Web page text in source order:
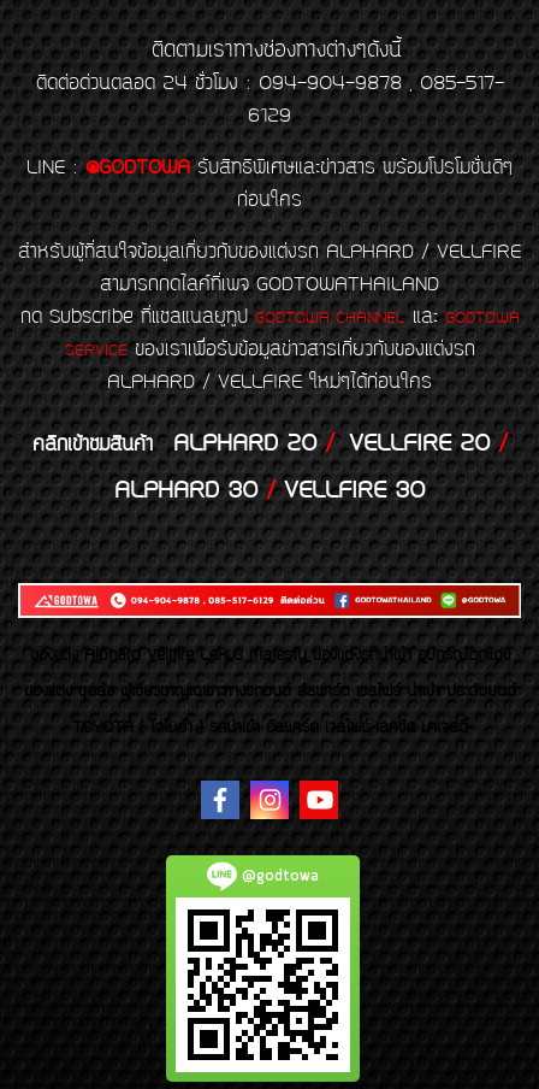
ติดตามเราทางช่องทางต่างๆดังนี้
ติดต่อด่วนตลอด 24 ชั่วโมง : 094-904-9878 , 085-517-
6129
LINE : @GODTOWA รับสิทธิพิเศษและข่าวสาร พร้อมโปรโมชั่นดีๆ
ก่อนใคร
สำหรับผู้ที่สนใจข้อมูลเกี่ยวกับของแต่งรถ ALPHARD / VELLFIRE
สามารถกดไลค์ที่เพจ GODTOWATHAILAND
กด Subscribe ที่แชลแนลยูทูป GODTOWA CHANNELและGODTOWA
SERVICEของเราเพื่อรับข้อมูลข่าวสารเกี่ยวกับของแต่งรถ
ALPHARD / VELLFIRE ใหม่ๆได้ก่อนใคร
คลิกเข้าชมสินค้า ALPHARD 20/VELLFIRE 20/
ALPHARD 30/VELLFIRE 30
ของเเต่ง Alphard Vellfire Lexus Majesty ของเเต่งรถนำเข้า อุปกรณ์ตกแต่ง
ของแต่ง ชุดล้อ ผู้เชี่ยวชาญเฉพาะทางรถยนต์ อัลพาร์ด เวลไฟร์ นำเข้า ประดับยนต์
TOYOTA ( โตโยต้า ) รถนำเข้า อัลพาร์ด เวลไฟร์ เลกซัส มาเจสตี้
@godtowa